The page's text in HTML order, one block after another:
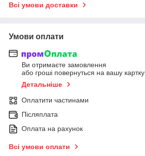
Всі умови доставки
Умови оплати
Ви отримаєте замовлення
або гроші повернуться на вашу картку
Детальніше
Оплатити частинами
Післяплата
Оплата на рахунок
Всі умови оплати